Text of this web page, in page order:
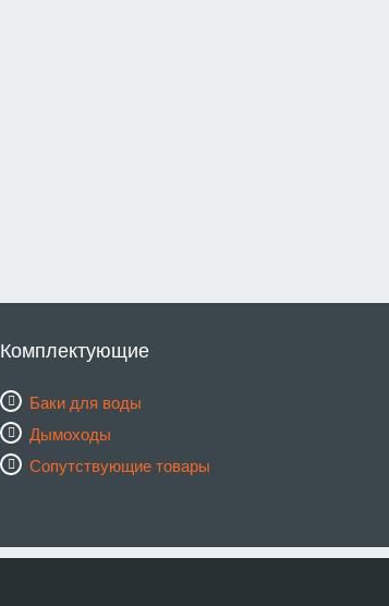
Комплектующие
Баки для воды
Дымоходы
Сопутствующие товары